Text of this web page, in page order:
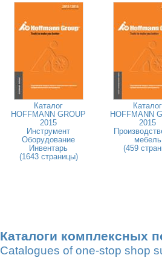
Каталог
HOFFMANN GROUP
2015
Инструмент
Оборудование
Инвентарь
(1643 страницы)
Каталог
HOFFMANN
2015
мебель
(459
Каталоги комплексных
Catalogues of one-stop shop